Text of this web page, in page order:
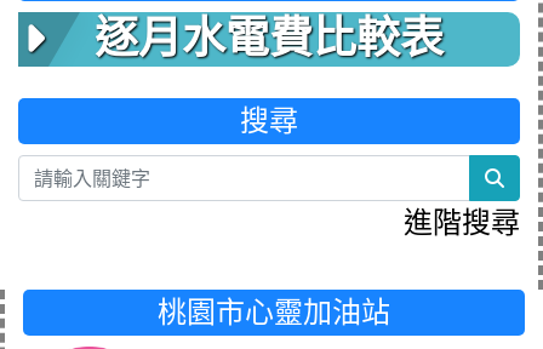
逐月水電費比較表
搜尋
進階搜尋
桃園市心靈加油站